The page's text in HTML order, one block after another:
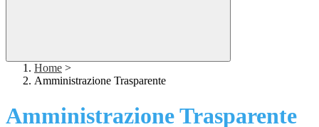
Home >
Amministrazione Trasparente
Amministrazione Trasparente